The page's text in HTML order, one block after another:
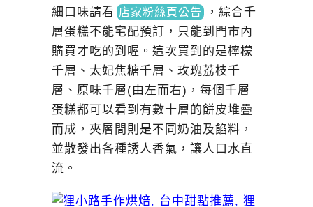
細口味請看 店家粉絲頁公告 ， 綜合千
層蛋糕不能宅配預訂，只能到門市內
購買才吃的到喔。這次買到的是檸檬
千層、太妃焦糖千層、玫瑰荔枝千
層、原味千層(由左而右)，每個千層
蛋糕都可以看到有數十層的餅皮堆疊
而成，夾層間則是不同奶油及餡料，
並散發出各種誘人香氣，讓人口水直
流。